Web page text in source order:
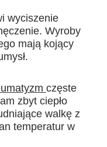
wyciszenie
Wyroby
mają kojący
częste
zbyt ciepło
walkę z
temperatur w